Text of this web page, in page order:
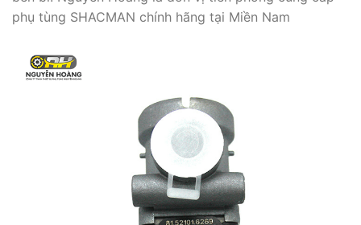
phụ tùng SHACMAN chính hãng tại Miền Nam